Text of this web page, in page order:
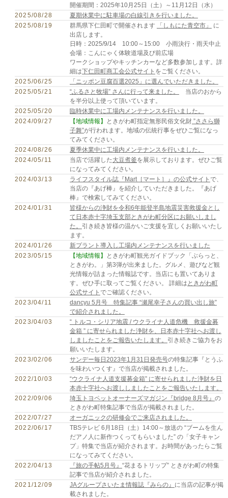
開催期間：2025年10月25日（土）～11月12日（水）
2025/08/28
夏期休業中に駐車場の白線引きを行いました。
2025/08/19
群馬県下仁田町で開催されます 「しもにた青空市」
に
出店します。
日時：2025/9/14 10:00～15:00 小雨決行・雨天中止
会場：こんにゃく体験道場及び前広場
ワークショップやキッチンカーなど多数参加します。詳
細は下仁田町商工会公式サイト をご覧ください。
2025/06/25
「ニッポン豆腐百選2025」に選んでいただきました。
2025/05/21
“ふるさと牧場” さんに行って来ました。
当店のおから
を半分以上使って頂いています。
2025/05/20
臨時休業中に工場内メンテナンスを行いました。
2024/09/27
【地域情報】 ときがわ町指定無形民俗文化財”ささら獅
子舞”が行われます。地域の伝統行事をぜひご覧になっ
てみてください。
2024/08/26
夏季休業中に工場内メンテナンスを行いました。
2024/05/11
当店で活躍した大豆煮釜を展示しております。ぜひご覧
になってみてください。
2024/03/13
ライフスタイル誌『Mart［マート］』の公式サイト で、
当店の『あげ棒』を紹介していただきました。『あげ
棒』で検索してみてください。
2024/01/31
皆様からの浄財を令和6年能登半島地震災害救援金とし
て日本赤十字埼玉支部ときがわ町分区にお願いしまし
た。 引き続き皆様の温かいご支援を宜しくお願いいたし
ます。
2024/01/26
新プラント導入し工場内メンテナンスを行いました
2023/05/15
【地域情報】
ときがわ町観光ガイドブック「ぶらっと、
ときがわ。」第3弾が出来ました。グルメ、遊びなど観
光情報が詰まった情報誌です。当店にも置いてありま
す。ぜひ手に取ってご覧ください。 詳細は ときがわ町
公式サイト でご確認ください。
2023/04/11
dancyu 5月号 特集記事 “瀬尾幸子さんの買い出し旅”
で紹介されました。
2023/04/03
“ トルコ・シリア地震 / ウクライナ人道危機 救援金募
金箱 ” に寄せられました浄財を、日本赤十字社へお渡し
しましたことをご報告いたします。 引き続きご協力をお
願いいたします。
2023/02/06
サンデー毎日2023年1月31日発売号の特集記事『とうふ
を味わいつくす』で当店が掲載されました。
2022/10/03
“ウクライナ人道支援募金箱” に寄せられました浄財を日
本赤十字社へお渡ししましたことをご報告いたします。
2022/09/06
埼玉トヨペットオーナーズマガジン『bridge 8月号』 の
ときがわ町特集記事で当店が掲載されました。
2022/07/27
オーガニックの研修会でご来店されました。
2022/06/17
TBSテレビ 6月18日（土）14:00～放送の “ブームを生ん
だアノ人に新作つくってもらいました” の「女子キャン
プ」特集で当店が紹介されます。お時間があったらご覧
になってみてください。
2022/04/13
『旅の手帖5月号』 “花まるトリップ” ときがわ町の特集
記事で当店が紹介されました。
2021/12/09
JAグループさいたま情報誌『みらの』 に当店の記事が掲
載されました。